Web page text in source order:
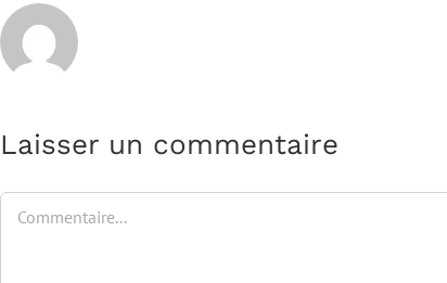
Laisser un commentaire